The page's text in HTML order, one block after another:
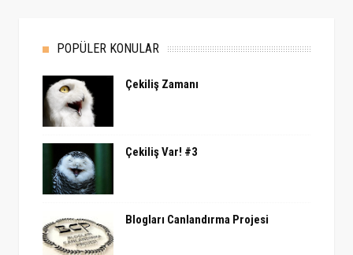
POPÜLER KONULAR
Çekiliş Zamanı
Çekiliş Var! #3
Blogları Canlandırma Projesi